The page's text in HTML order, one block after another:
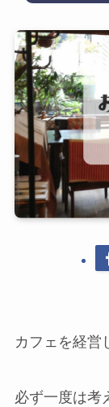
カフェを経営
必ず一度は考